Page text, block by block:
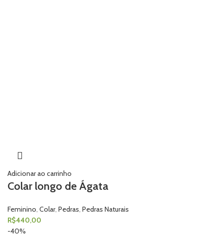
Adicionar ao carrinho
Colar longo de Ágata
Feminino Colar, Pedras Pedras Naturais
R$440,00
-40%